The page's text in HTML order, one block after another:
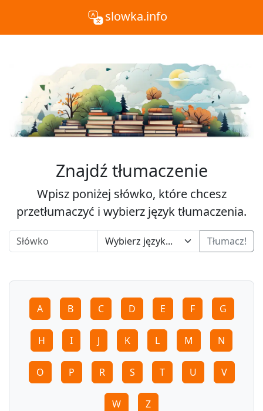
slowka.info
Znajdź tłumaczenie
Wpisz poniżej słówko, które chcesz
przetłumaczyć i wybierz język tłumaczenia.
Tłumacz!
A B C D E F G
H I J K L M N
O P R S T U V
W Z